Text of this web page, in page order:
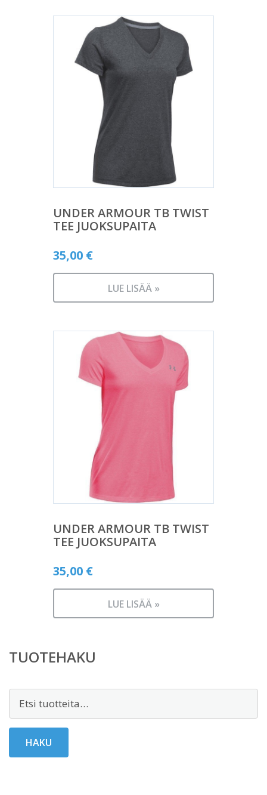
UNDER ARMOUR TB TWIST
TEE JUOKSUPAITA
35,00 €
LUE LISÄÄ »
UNDER ARMOUR TB TWIST
TEE JUOKSUPAITA
35,00 €
LUE LISÄÄ »
TUOTEHAKU
Etsi:
HAKU